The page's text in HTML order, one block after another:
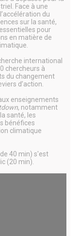
Face à une
du
sur la santé,
pour
en matière de
international
chercheurs à
du changement
d’action.
enseignements
, notamment
santé, les
bénéfices
climatique
40 min) s'est
(20 min).